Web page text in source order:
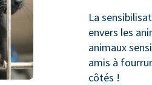
La
envers les
animaux
amis à
côtés !